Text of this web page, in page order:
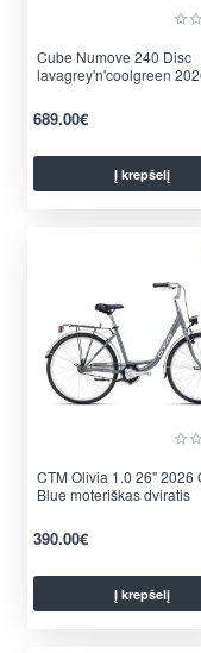
Cube Numove 240 Disc
lavagrey'n'coolgreen
689.00€
Į krepšelį
CTM Olivia 1.0 26" 2026
Blue moteriškas dviratis
390.00€
Į krepšelį